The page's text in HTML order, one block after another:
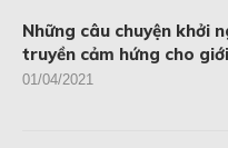
Những câu chuyện khởi
truyền cảm hứng cho
01/04/2021